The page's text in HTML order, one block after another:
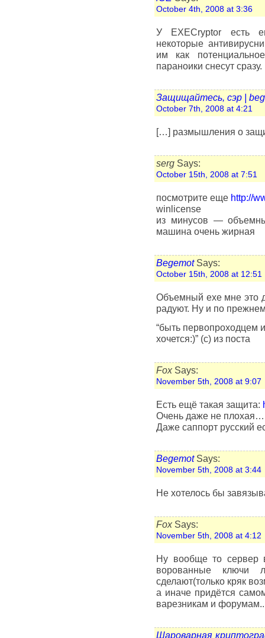
October 4th, 2008 at 3:36
У EXECryptor есть
некоторые
им как
параноики снесут сразу.
Защищайтесь, сэр |
October 7th, 2008 at 4:21
[…] размышления о
serg Says:
October 15th, 2008 at 7:51
посмотрите еще http://
winlicense
из минусов —
машина очень жирная
BegemotSays:
October 15th, 2008 at 12:51
Объемный ехе мне это
радуют. Ну и по
“быть первопроходцем
хочется:)” (с) из поста
FoxSays:
November 5th, 2008 at 9:07
Есть ещё такая защита:
Очень даже не плохая…
Даже саппорт русский
BegemotSays:
November 5th, 2008 at 3:44
Не хотелось бы
FoxSays:
November 5th, 2008 at 4:12
Ну вообще то сервер
ворованные ключи
сделают(только кряк
а иначе придётся
варезникам и форумам..
Шароварная